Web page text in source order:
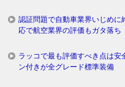
認証問題で自動車業界いじめ
応で航空業界の評価もガタ落ち
ラッコで最も評価すべき点は
ン付きが全グレード標準装備